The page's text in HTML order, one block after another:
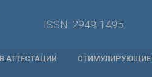
ISSN: 2949-1495
АТТЕСТАЦИИ